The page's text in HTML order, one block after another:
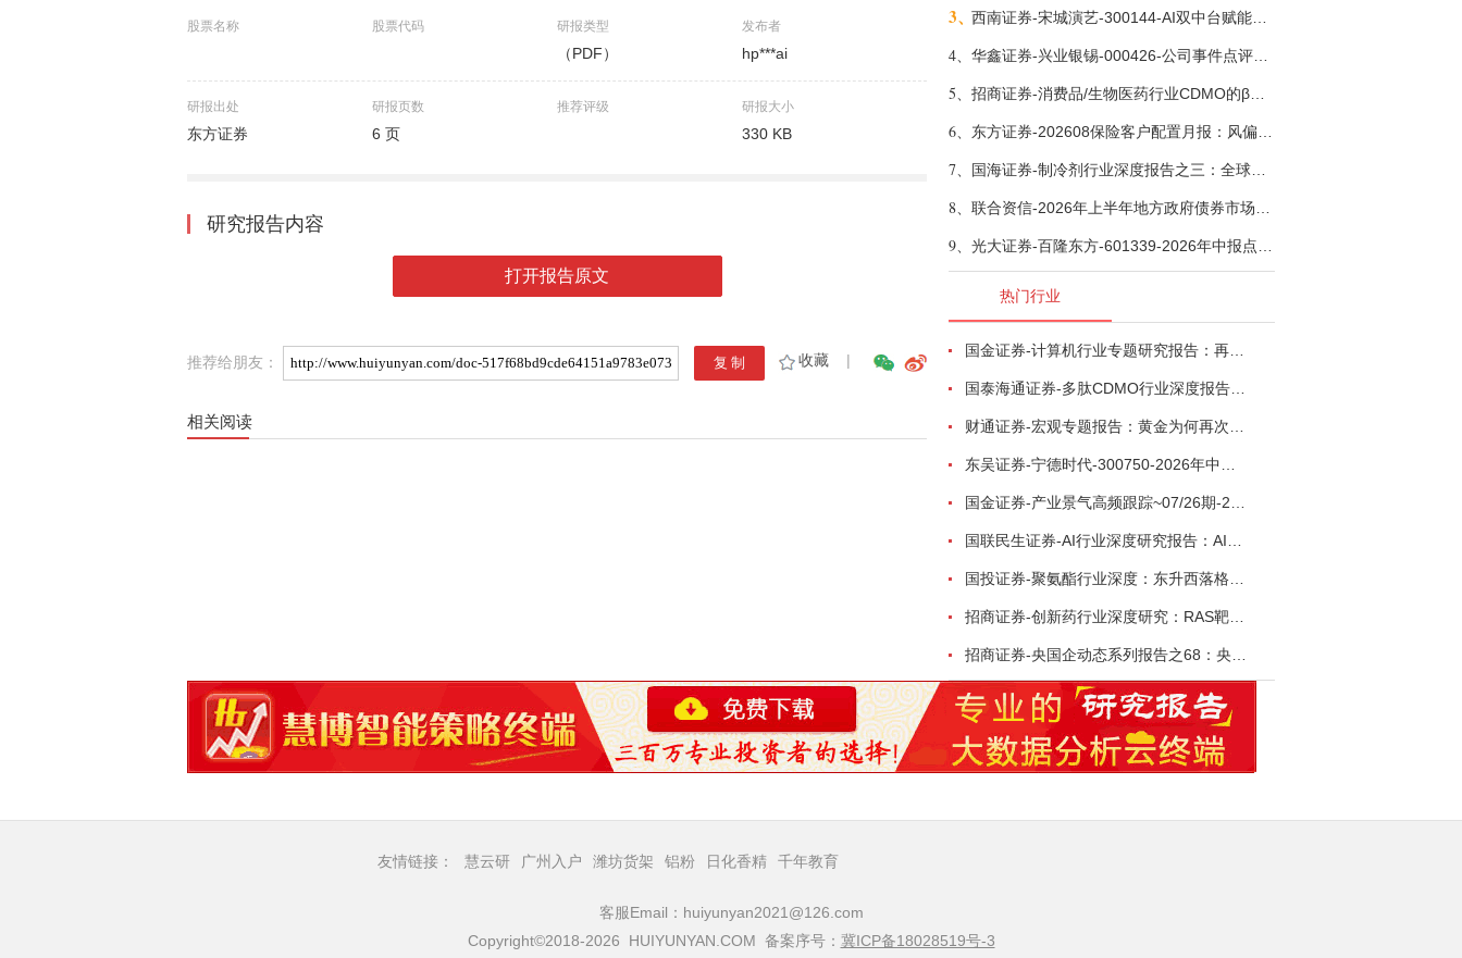
股票名称 股票代码 研报类型
（PDF）
发布者
hp***ai
研报出处
东方证券
研报页数
6 页
推荐评级 研报大小
330 KB
研究报告内容
打开报告原文
推荐给朋友： 收藏 |
相关阅读
3、
4、
5、
6、
7、
8、
9、
热门行业
友情链接： 慧云研 广州入户 潍坊货架 铝粉 日化香精 千年教育
客服Email：huiyunyan2021@126.com
Copyright©2018-2026 HUIYUNYAN.COM 备案序号： 冀ICP备18028519号-3